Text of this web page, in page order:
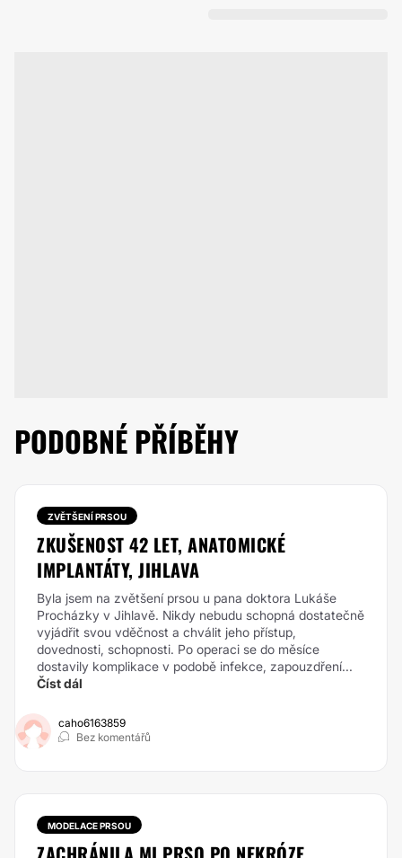
PODOBNÉ PŘÍBĚHY
ZVĚTŠENÍ PRSOU
ZKUŠENOST 42 LET, ANATOMICKÉ
IMPLANTÁTY, JIHLAVA
Byla jsem na zvětšení prsou u pana doktora Lukáše
Procházky v Jihlavě. Nikdy nebudu schopná dostatečně
vyjádřit svou vděčnost a chválit jeho přístup,
dovednosti, schopnosti. Po operaci se do měsíce
dostavily komplikace v podobě infekce, zapouzdření...
Číst dál
caho6163859
Bez komentářů
MODELACE PRSOU